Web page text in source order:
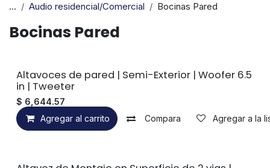
... Audio residencial/Comercial Bocinas Pared
Bocinas Pared
Altavoces de pared | Semi-Exterior | Woofer 6.5
in | Tweeter
$ 6,644.57
Agregar al carrito
Compara Agregar a la